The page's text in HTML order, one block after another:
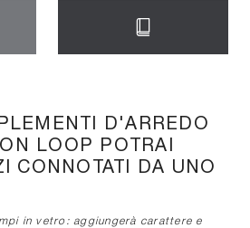
D'ARREDO
LOOP POTRAI
CONNOTATI DA UNO
in vetro: aggiungerà carattere e